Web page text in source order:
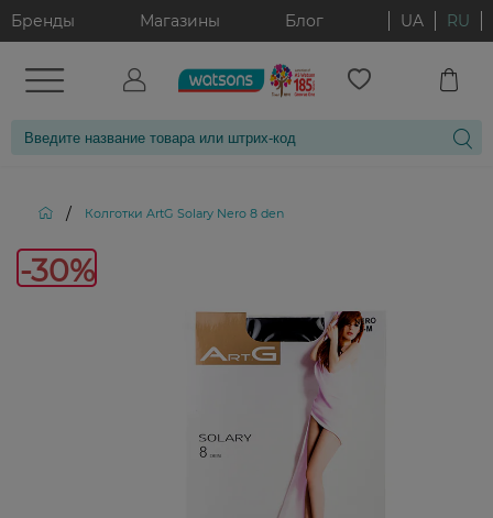
Бренды Магазины Блог UA RU
/ Колготки ArtG Solary Nero 8 den
-30%